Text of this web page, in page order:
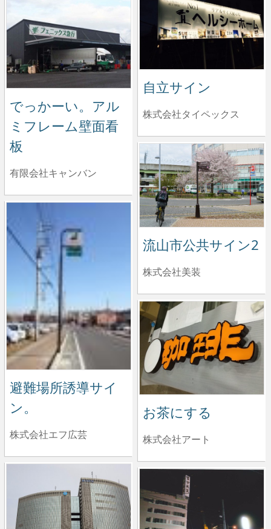
自立サイン
株式会社タイペックス
でっかーい。アル
ミフレーム壁面看
板
有限会社キャンバン
流山市公共サイン2
株式会社美装
避難場所誘導サイ
ン。
株式会社エフ広芸
お茶にする
株式会社アート